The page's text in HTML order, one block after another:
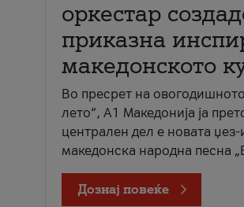
оркестар
приказна
македонското
Во пресрет на
лето“, А1 Македонија ја
централен дел е новата
македонска народна песна
Дознај повеќе